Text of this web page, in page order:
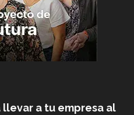
a tu empresa al